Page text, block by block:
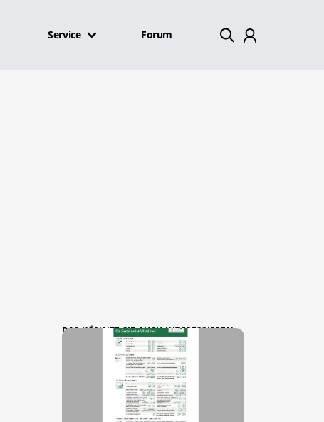
Service Forum
DAS KÖNNTE SIE AUCH INTERESSIEREN: